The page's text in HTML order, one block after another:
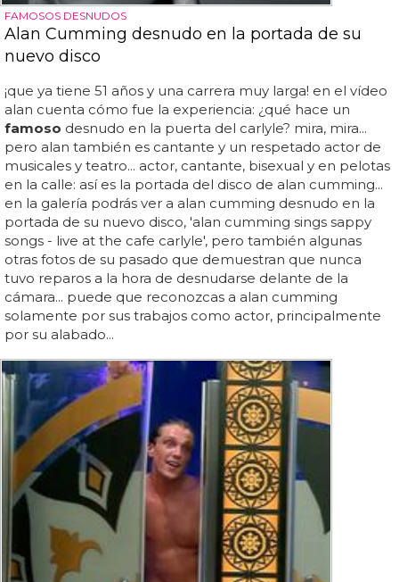
FAMOSOS DESNUDOS
Alan Cumming desnudo en la portada de su
nuevo disco
¡que ya tiene 51 años y una carrera muy larga! en el vídeo
alan cuenta cómo fue la experiencia: ¿qué hace un
famoso desnudo en la puerta del carlyle? mira, mira...
pero alan también es cantante y un respetado actor de
musicales y teatro... actor, cantante, bisexual y en pelotas
en la calle: así es la portada del disco de alan cumming...
en la galería podrás ver a alan cumming desnudo en la
portada de su nuevo disco, 'alan cumming sings sappy
songs - live at the cafe carlyle', pero también algunas
otras fotos de su pasado que demuestran que nunca
tuvo reparos a la hora de desnudarse delante de la
cámara... puede que reconozcas a alan cumming
solamente por sus trabajos como actor, principalmente
por su alabado...